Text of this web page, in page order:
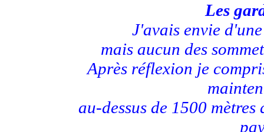
Les
J'avais envie
mais aucun des
Après réflexion je
au-dessus de 1500